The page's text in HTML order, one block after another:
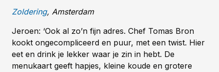
Zoldering, Amsterdam
Jeroen: ‘Ook al zo’n fijn adres. Chef Tomas Bron
kookt ongecompliceerd en puur, met een twist. Hier
eet en drink je lekker waar je zin in hebt. De
menukaart geeft hapjes, kleine koude en grotere